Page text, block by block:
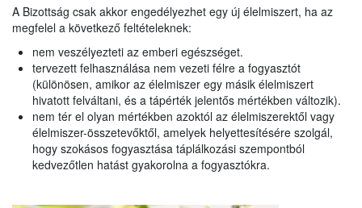
A Bizottság csak akkor engedélyezhet egy új élelmiszert, ha az
megfelel a következő feltételeknek:
nem veszélyezteti az emberi egészséget.
tervezett felhasználása nem vezeti félre a fogyasztót
(különösen, amikor az élelmiszer egy másik élelmiszert
hivatott felváltani, és a tápérték jelentős mértékben változik).
nem tér el olyan mértékben azoktól az élelmiszerektől vagy
élelmiszer-összetevőktől, amelyek helyettesítésére szolgál,
hogy szokásos fogyasztása táplálkozási szempontból
kedvezőtlen hatást gyakorolna a fogyasztókra.